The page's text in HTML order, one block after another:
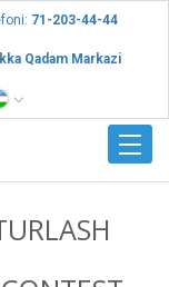
71-203-44-44
Qadam Markazi